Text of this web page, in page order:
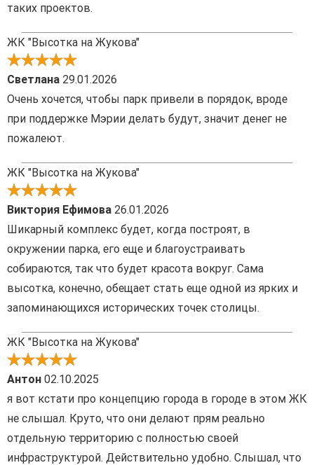
таких проектов.
ЖК "Высотка на Жукова"
Светлана 29.01.2026
Очень хочется, чтобы парк привели в порядок, вроде
при поддержке Мэрии делать будут, значит денег не
пожалеют.
ЖК "Высотка на Жукова"
Виктория Ефимова 26.01.2026
Шикарный комплекс будет, когда построят, в
окружении парка, его еще и благоустраивать
собираются, так что будет красота вокруг. Сама
высотка, конечно, обещает стать еще одной из ярких и
запоминающихся исторических точек столицы.
ЖК "Высотка на Жукова"
Антон 02.10.2025
я вот кстати про концепцию города в городе в этом ЖК
не слышал. Круто, что они делают прям реально
отдельную территорию с полностью своей
инфраструктурой. Действительно удобно. Слышал, что